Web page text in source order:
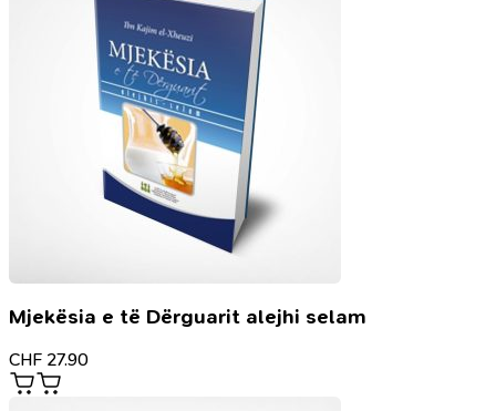
Mjekësia e të Dërguarit alejhi selam
CHF 27.90